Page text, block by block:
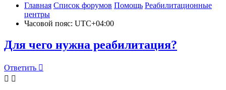
Главная Список форумов Помощь Реабилитационные
центры
Часовой пояс: UTC+04:00
Для чего нужна реабилитация?
Ответить
Ответить